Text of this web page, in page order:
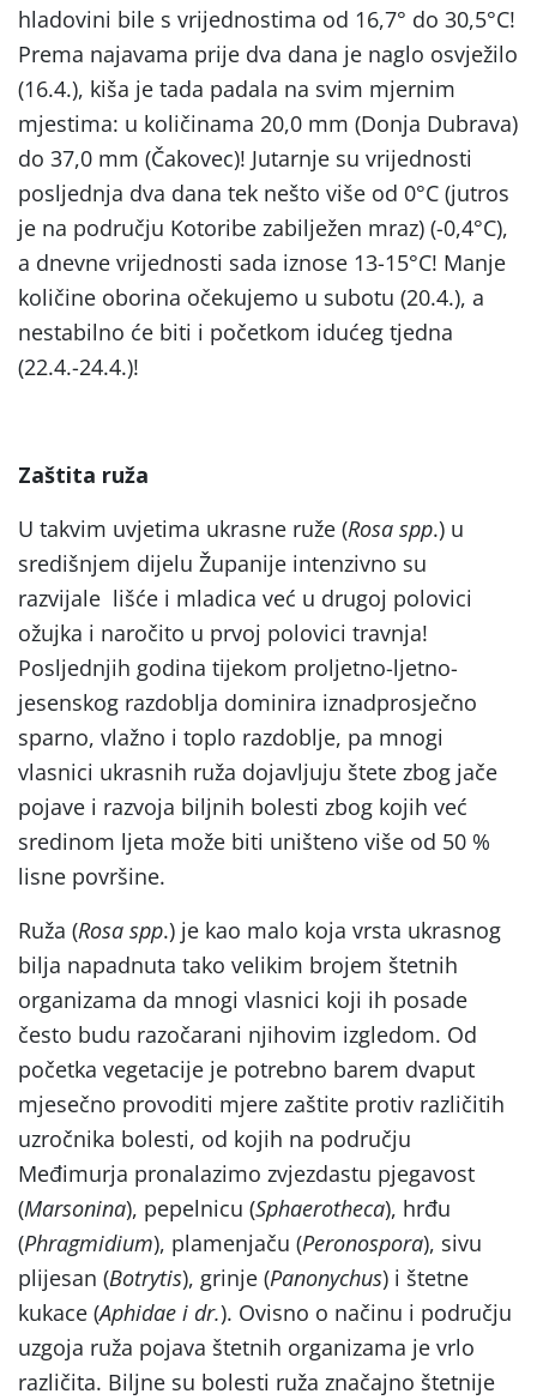
hladovini bile s vrijednostima od 16,7° do 30,5°C!
Prema najavama prije dva dana je naglo osvježilo
(16.4.), kiša je tada padala na svim mjernim
mjestima: u količinama 20,0 mm (Donja Dubrava)
do 37,0 mm (Čakovec)! Jutarnje su vrijednosti
posljednja dva dana tek nešto više od 0°C (jutros
je na području Kotoribe zabilježen mraz) (-0,4°C),
a dnevne vrijednosti sada iznose 13-15°C! Manje
količine oborina očekujemo u subotu (20.4.), a
nestabilno će biti i početkom idućeg tjedna
(22.4.-24.4.)!
Zaštita ruža
U takvim uvjetima ukrasne ruže (Rosa spp.) u
središnjem dijelu Županije intenzivno su
razvijale lišće i mladica već u drugoj polovici
ožujka i naročito u prvoj polovici travnja!
Posljednjih godina tijekom proljetno-ljetno-
jesenskog razdoblja dominira iznadprosječno
sparno, vlažno i toplo razdoblje, pa mnogi
vlasnici ukrasnih ruža dojavljuju štete zbog jače
pojave i razvoja biljnih bolesti zbog kojih već
sredinom ljeta može biti uništeno više od 50 %
lisne površine.
Ruža (Rosa spp.) je kao malo koja vrsta ukrasnog
bilja napadnuta tako velikim brojem štetnih
organizama da mnogi vlasnici koji ih posade
često budu razočarani njihovim izgledom. Od
početka vegetacije je potrebno barem dvaput
mjesečno provoditi mjere zaštite protiv različitih
uzročnika bolesti, od kojih na području
Međimurja pronalazimo zvjezdastu pjegavost
(Marsonina), pepelnicu (Sphaerotheca), hrđu
(Phragmidium), plamenjaču (Peronospora), sivu
plijesan (Botrytis), grinje (Panonychus) i štetne
kukace (Aphidae i dr.). Ovisno o načinu i području
uzgoja ruža pojava štetnih organizama je vrlo
različita. Biljne su bolesti ruža značajno štetnije